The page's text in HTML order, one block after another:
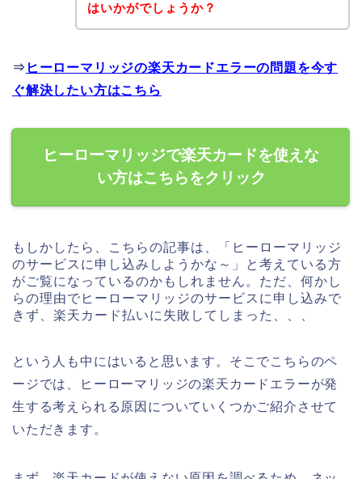
はいかがでしょうか？
⇒ ヒーローマリッジの楽天カードエラーの問題を今す
ぐ解決したい方はこちら
ヒーローマリッジで楽天カードを使えな
い方はこちらをクリック
もしかしたら、こちらの記事は、「ヒーローマリッジ
のサービスに申し込みしようかな～」と考えている方
がご覧になっているのかもしれません。ただ、何かし
らの理由でヒーローマリッジのサービスに申し込みで
きず、楽天カード払いに失敗してしまった、、、
という人も中にはいると思います。そこでこちらのペ
ージでは、ヒーローマリッジの楽天カードエラーが発
生する考えられる原因についていくつかご紹介させて
いただきます。